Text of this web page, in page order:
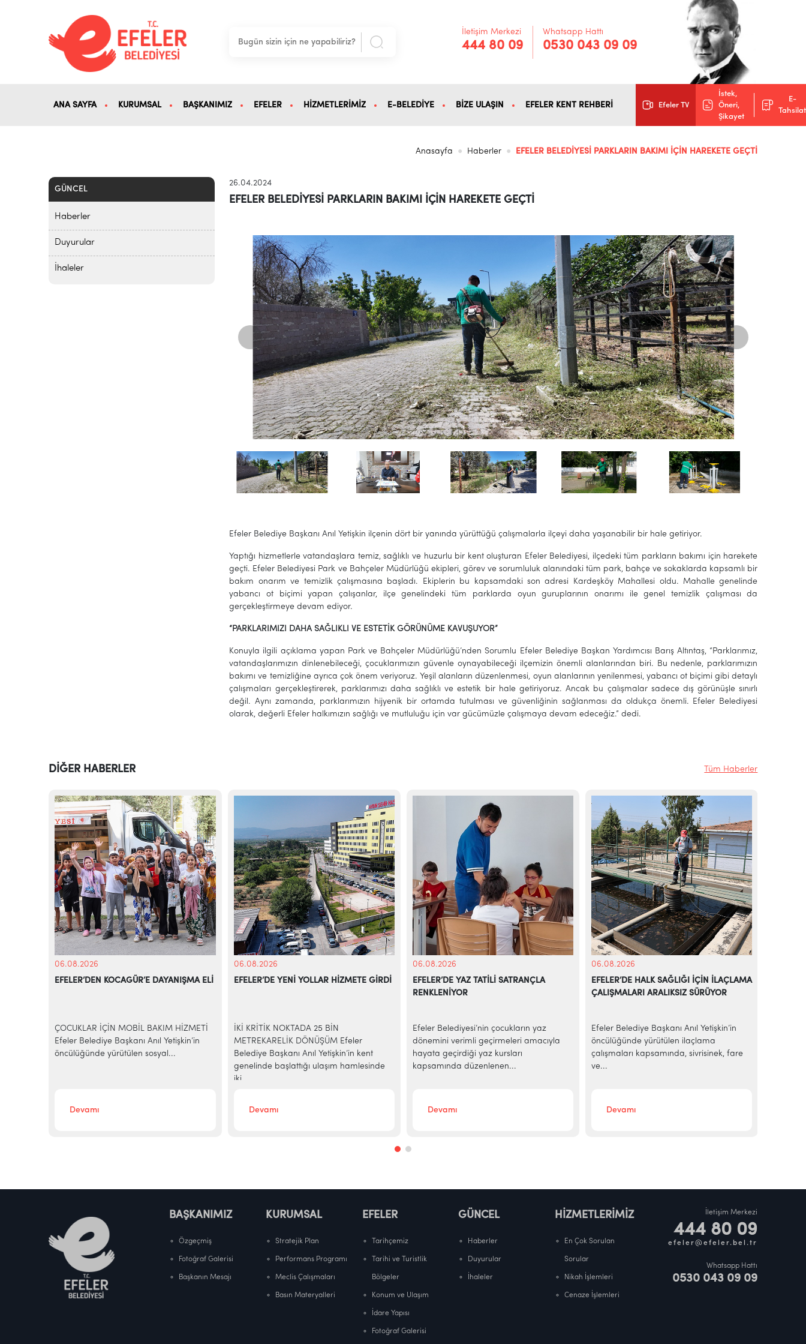
İletişim Merkezi
444 80 09
Whatsapp Hattı
0530 043 09 09
ANA SAYFA KURUMSAL BAŞKANIMIZ EFELER HİZMETLERİMİZ E-BELEDİYE BİZE ULAŞIN EFELER KENT REHBERİ Efeler TV
İstek,
Öneri,
Şikayet
E-
Tahsilat
Anasayfa Haberler EFELER BELEDİYESİ PARKLARIN BAKIMI İÇİN HAREKETE GEÇTİ
GÜNCEL
Haberler
Duyurular
İhaleler
26.04.2024
EFELER BELEDİYESİ PARKLARIN BAKIMI İÇİN HAREKETE GEÇTİ
Efeler Belediye Başkanı Anıl Yetişkin ilçenin dört bir yanında yürüttüğü çalışmalarla ilçeyi daha yaşanabilir bir hale getiriyor.
Yaptığı hizmetlerle vatandaşlara temiz, sağlıklı ve huzurlu bir kent oluşturan Efeler Belediyesi, ilçedeki tüm parkların bakımı için harekete
geçti. Efeler Belediyesi Park ve Bahçeler Müdürlüğü ekipleri, görev ve sorumluluk alanındaki tüm park, bahçe ve sokaklarda kapsamlı bir
bakım onarım ve temizlik çalışmasına başladı. Ekiplerin bu kapsamdaki son adresi Kardeşköy Mahallesi oldu. Mahalle genelinde
yabancı ot biçimi yapan çalışanlar, ilçe genelindeki tüm parklarda oyun guruplarının onarımı ile genel temizlik çalışması da
gerçekleştirmeye devam ediyor.
“PARKLARIMIZI DAHA SAĞLIKLI VE ESTETİK GÖRÜNÜME KAVUŞUYOR”
Konuyla ilgili açıklama yapan Park ve Bahçeler Müdürlüğü’nden Sorumlu Efeler Belediye Başkan Yardımcısı Barış Altıntaş, “Parklarımız,
vatandaşlarımızın dinlenebileceği, çocuklarımızın güvenle oynayabileceği ilçemizin önemli alanlarından biri. Bu nedenle, parklarımızın
bakımı ve temizliğine ayrıca çok önem veriyoruz. Yeşil alanların düzenlenmesi, oyun alanlarının yenilenmesi, yabancı ot biçimi gibi detaylı
çalışmaları gerçekleştirerek, parklarımızı daha sağlıklı ve estetik bir hale getiriyoruz. Ancak bu çalışmalar sadece dış görünüşle sınırlı
değil. Aynı zamanda, parklarımızın hijyenik bir ortamda tutulması ve güvenliğinin sağlanması da oldukça önemli. Efeler Belediyesi
olarak, değerli Efeler halkımızın sağlığı ve mutluluğu için var gücümüzle çalışmaya devam edeceğiz.” dedi.
DİĞER HABERLER Tüm Haberler
06.08.2026
EFELER’DEN KOCAGÜR’E DAYANIŞMA ELİ
ÇOCUKLAR İÇİN MOBİL BAKIM HİZMETİ
Efeler Belediye Başkanı Anıl Yetişkin’in
öncülüğünde yürütülen sosyal...
Devamı
06.08.2026
EFELER’DE YENİ YOLLAR HİZMETE GİRDİ
İKİ KRİTİK NOKTADA 25 BİN
METREKARELİK DÖNÜŞÜM Efeler
Belediye Başkanı Anıl Yetişkin’in kent
genelinde başlattığı ulaşım hamlesinde
iki...
Devamı
06.08.2026
EFELER’DE YAZ TATİLİ SATRANÇLA
RENKLENİYOR
Efeler Belediyesi’nin çocukların yaz
dönemini verimli geçirmeleri amacıyla
hayata geçirdiği yaz kursları
kapsamında düzenlenen...
Devamı
06.08.2026
EFELER’DE HALK SAĞLIĞI İÇİN İLAÇLAMA
ÇALIŞMALARI ARALIKSIZ SÜRÜYOR
Efeler Belediye Başkanı Anıl Yetişkin’in
öncülüğünde yürütülen ilaçlama
çalışmaları kapsamında, sivrisinek, fare
ve...
Devamı
BAŞKANIMIZ
Özgeçmiş
Fotoğraf Galerisi
Başkanın Mesajı
KURUMSAL
Stratejik Plan
Performans Programı
Meclis Çalışmaları
Basın Materyalleri
EFELER
Tarihçemiz
Tarihi ve Turistlik
Bölgeler
Konum ve Ulaşım
İdare Yapısı
Fotoğraf Galerisi
GÜNCEL
Haberler
Duyurular
İhaleler
HİZMETLERİMİZ
En Çok Sorulan
Sorular
Nikah İşlemleri
Cenaze İşlemleri
İletişim Merkezi
444 80 09
efeler@efeler.bel.tr
Whatsapp Hattı
0530 043 09 09